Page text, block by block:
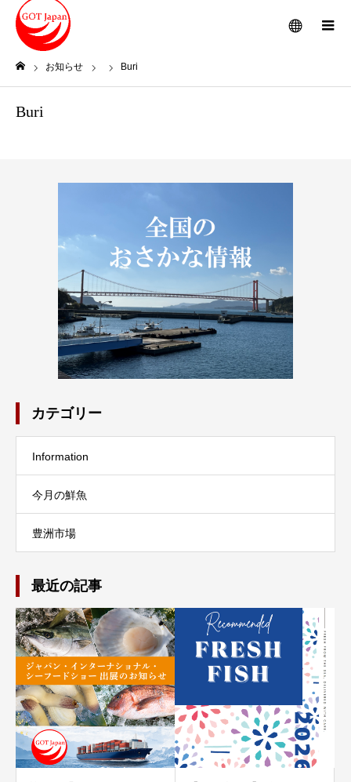
メニュー
お知らせ Buri
Buri
カテゴリー
Information
今月の鮮魚
豊洲市場
最近の記事